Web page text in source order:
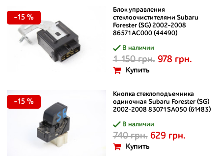
Блок управления
стеклоочистителями Subaru
Forester (SG) 2002-2008
86571AC000 (44490)
В наличии
1 150 грн. 978 грн.
Купить
-15 %
Кнопка стеклоподъемника
одиночная Subaru Forester (SG)
2002-2008 83071SA050 (61483)
В наличии
740 грн. 629 грн.
Купить
-15 %